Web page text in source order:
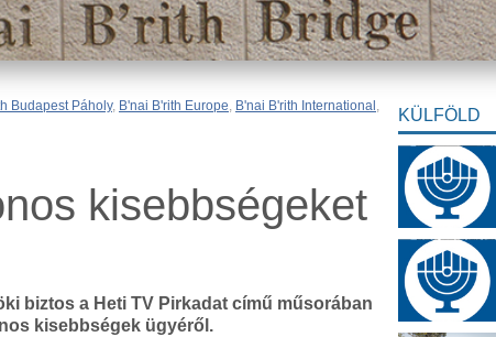
Budapest Páholy, B'nai B'rith Europe, B'nai B'rith International ,
kisebbségeket
biztos a Heti TV Pirkadat című műsorában
kisebbségek ügyéről.
KÜLFÖLD